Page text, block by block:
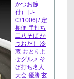
かつお節
付） [J-
031006] / 定
期便 手打ち
二八そば か
つおだし 冷
蔵 おとりよ
せグルメ そ
ば打ち名人
大会 優勝 玄